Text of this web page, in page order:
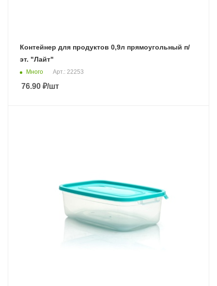
Контейнер для продуктов 0,9л прямоугольный п/
эт. "Лайт"
Много Арт.: 22253
76.90 ₽/шт